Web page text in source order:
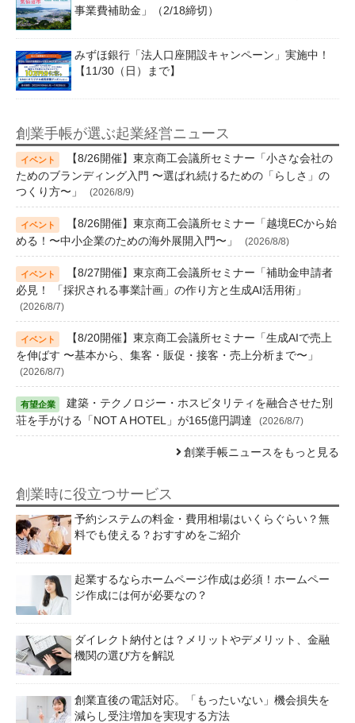
事業費補助金」（2/18締切）
みずほ銀行「法人口座開設キャンペーン」実施中！
【11/30（日）まで】
創業手帳が選ぶ起業経営ニュース
【8/26開催】東京商工会議所セミナー「小さな会社の
ためのブランディング入門 〜選ばれ続けるための「らしさ」の
つくり方〜」
(2026/8/9)
【8/26開催】東京商工会議所セミナー「越境ECから始
める！〜中小企業のための海外展開入門〜」
(2026/8/8)
【8/27開催】東京商工会議所セミナー「補助金申請者
必見！ 「採択される事業計画」の作り方と生成AI活用術」
(2026/8/7)
【8/20開催】東京商工会議所セミナー「生成AIで売上
を伸ばす 〜基本から、集客・販促・接客・売上分析まで〜」
(2026/8/7)
建築・テクノロジー・ホスピタリティを融合させた別
荘を手がける「NOT A HOTEL」が165億円調達
(2026/8/7)
創業手帳ニュースをもっと見る
創業時に役立つサービス
予約システムの料金・費用相場はいくらぐらい？無
料でも使える？おすすめをご紹介
起業するならホームページ作成は必須！ホームペー
ジ作成には何が必要なの？
ダイレクト納付とは？メリットやデメリット、金融
機関の選び方を解説
創業直後の電話対応。「もったいない」機会損失を
減らし受注増加を実現する方法